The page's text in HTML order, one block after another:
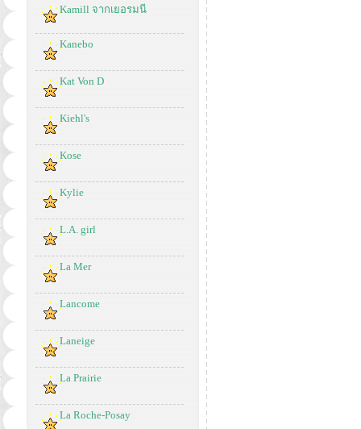
Kamill จากเยอรมนี
Kanebo
Kat Von D
Kiehl's
Kose
Kylie
L.A. girl
La Mer
Lancome
Laneige
La Prairie
La Roche-Posay